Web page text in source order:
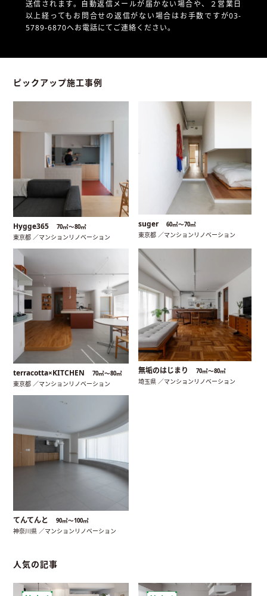
送信されます。自動返信メールが届かない場合や、
２営業日
以上経ってもお問合せの返信がない場合はお手数ですが03-
5789-6870へお電話にてご連絡ください。
ピックアップ施工事例
Hygge365 70㎡〜80㎡
東京都 ／マンションリノベーション
suger 60㎡〜70㎡
東京都 ／マンションリノベーション
terracotta×KITCHEN 70㎡〜80㎡
東京都 ／マンションリノベーション
無垢のはじまり 70㎡〜80㎡
埼玉県 ／マンションリノベーション
てんてんと 90㎡〜100㎡
神奈川県 ／マンションリノベーション
人気の記事